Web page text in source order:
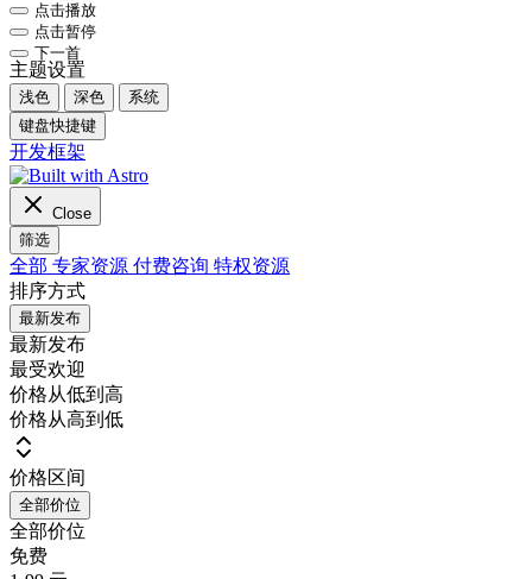
点击播放
点击暂停
下一首
主题设置
浅色 深色
系统
键盘快捷键
开发框架
Close
筛选
全部 专家资源 付费咨询 特权资源
排序方式
最新发布
最新发布
最受欢迎
价格从低到高
价格从高到低
价格区间
全部价位
全部价位
免费